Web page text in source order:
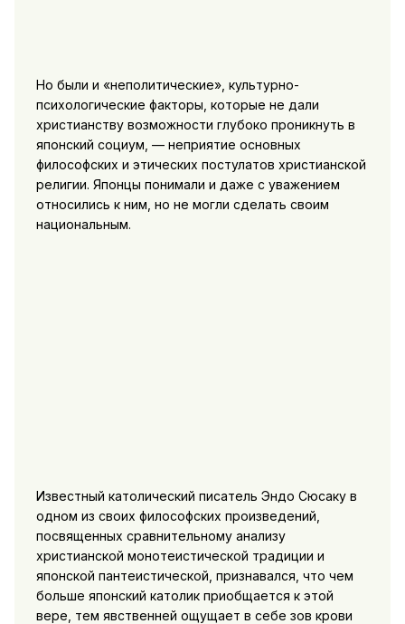
Но были и «неполитические», культурно-
психологические факторы, которые не дали
христианству возможности глубоко проникнуть в
японский социум, — неприятие основных
философских и этических постулатов христианской
религии. Японцы понимали и даже с уважением
относились к ним, но не могли сделать своим
национальным.
Известный католический писатель Эндо Сюсаку в
одном из своих философских произведений,
посвященных сравнительному анализу
христианской монотеистической традиции и
японской пантеистической, признавался, что чем
больше японский католик приобщается к этой
вере, тем явственней ощущает в себе зов крови